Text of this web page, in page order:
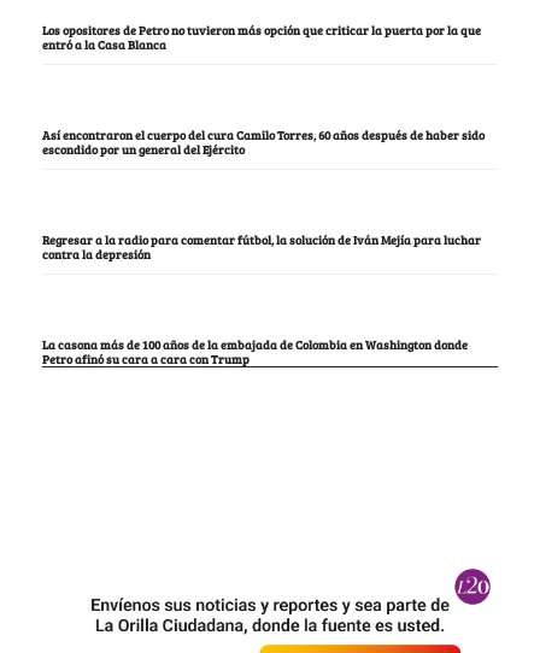
Los opositores de Petro no tuvieron más opción que criticar la puerta por la que
entró a la Casa Blanca
Así encontraron el cuerpo del cura Camilo Torres, 60 años después de haber sido
escondido por un general del Ejército
Regresar a la radio para comentar fútbol, la solución de Iván Mejía para luchar
contra la depresión
La casona más de 100 años de la embajada de Colombia en Washington donde
Petro afinó su cara a cara con Trump